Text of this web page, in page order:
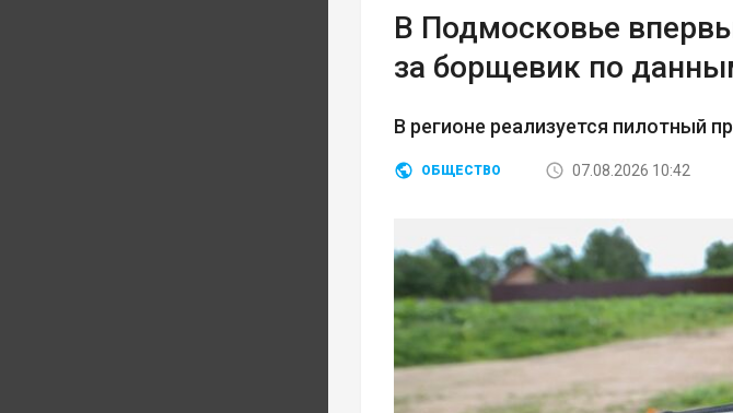
В Подмосковье
за борщевик по
В регионе реализуется пилотный
ОБЩЕСТВО 07.08.2026 10:42